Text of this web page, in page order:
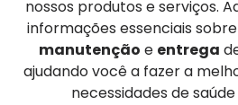
nossos produtos e serviços.
informações essenciais sobre
manutenção e entrega
ajudando você a fazer a
necessidades de